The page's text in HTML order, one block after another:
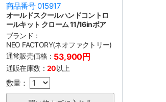
商品番号 015917
オールドスクールハンドコントロ
ールキット クローム 11/16inボア
ブランド：
NEO FACTORY(ネオファクトリー)
通常販売価格： 53,900円
通販在庫数： 20以上
数量：